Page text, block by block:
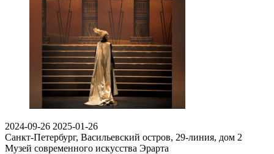
2024-09-26 2025-01-26
Санкт-Петербург, Васильевский остров, 29-линия, дом 2
Музей современного искусства Эрарта